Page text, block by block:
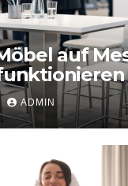
auf
für
ADMIN